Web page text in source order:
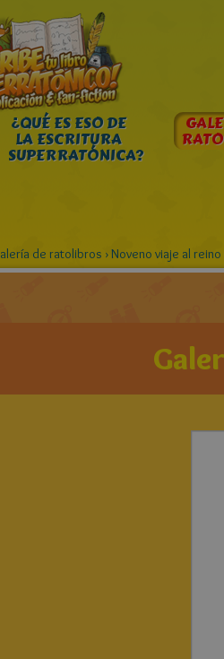
¿QUÉ ES ESO DE
LA ESCRITURA
SUPERRATÓNICA?
de ratolibros ›Noveno viaje al reino